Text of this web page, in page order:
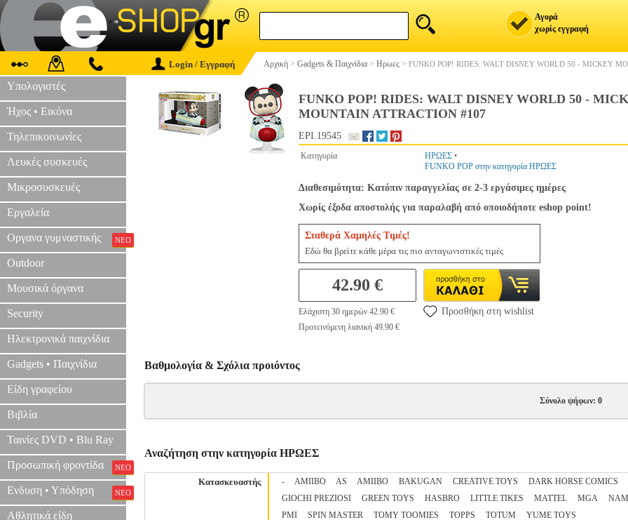
Αγορά
χωρίς εγγραφή
Login / Εγγραφή Αρχική > Gadgets & Παιχνίδια > Ηρωες > FUNKO POP! RIDES: WALT DISNEY WORLD 50 - MICKEY
Υπολογιστές
Ήχος • Εικόνα
Τηλεπικοινωνίες
Λευκές συσκευές
Μικροσυσκευές
Εργαλεία
Οργανα γυμναστικής ΝΕΟ
Outdoor
Μουσικά όργανα
Security
Ηλεκτρονικά παιχνίδια
Gadgets • Παιχνίδια
Είδη γραφείου
Βιβλία
Ταινίες DVD • Blu Ray
Προσωπική φροντίδα ΝΕΟ
Ενδυση • Υπόδηση ΝΕΟ
Αθλητικά είδη
FUNKO POP! RIDES: WALT DISNEY WORLD 50 -
MOUNTAIN ATTRACTION #107
EPI.19545
Κατηγορία ΗΡΩΕΣ •
FUNKO POP στην κατηγορία ΗΡΩΕΣ
Διαθεσιμότητα: Κατόπιν παραγγελίας σε 2-3 εργάσιμες ημέρες
Χωρίς έξοδα αποστολής για παραλαβή από οποιοδήποτε eshop point!
Σταθερά Χαμηλές Τιμές!
Εδώ θα βρείτε κάθε μέρα τις πιο ανταγωνιστικές τιμές
42.90 €
Ελάχιστη 30 ημερών 42.90 €
Προτεινόμενη λιανική 49.90 €
Προσθήκη στη wishlist
Βαθμολογία & Σχόλια προιόντος
Σύνολο ψήφων: 0
Αναζήτηση στην κατηγορία ΗΡΩΕΣ
Κατασκευαστής - AMIIBO AS AΜΙΙΒΟ BAKUGAN CREATIVE TOYS DARK HORSE COMICS
GIOCHI PREZIOSI
GREEN TOYS HASBRO LITTLE TIKES MATTEL MGA
PMI
SPIN MASTER TOMY TOOMIES TOPPS TOTUM YUME TOYS